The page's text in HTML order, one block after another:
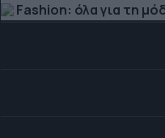
Fashion: όλα για τη